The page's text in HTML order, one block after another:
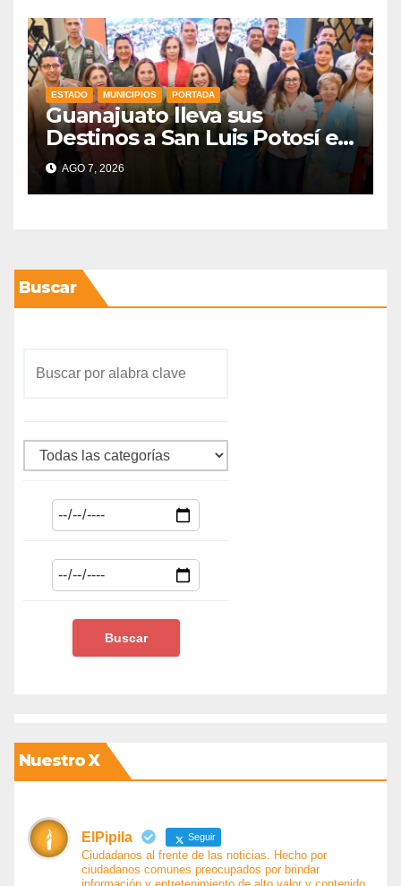
ESTADO MUNICIPIOS PORTADA
Guanajuato lleva sus
Destinos a San Luis Potosí en
vísperas de la FENAPO
AGO 7, 2026
Buscar
Nuestro X
ElPipila Seguir
Ciudadanos al frente de las noticias. Hecho por
ciudadanos comunes preocupados por brindar